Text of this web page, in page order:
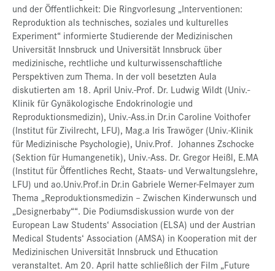
und der Öffentlichkeit: Die Ringvorlesung „Interventionen:
Reproduktion als technisches, soziales und kulturelles
Experiment“ informierte Studierende der Medizinischen
Universität Innsbruck und Universität Innsbruck über
medizinische, rechtliche und kulturwissenschaftliche
Perspektiven zum Thema. In der voll besetzten Aula
diskutierten am 18. April Univ.-Prof. Dr. Ludwig Wildt (Univ.-
Klinik für Gynäkologische Endokrinologie und
Reproduktionsmedizin), Univ.-Ass.in Dr.in Caroline Voithofer
(Institut für Zivilrecht, LFU), Mag.a Iris Trawöger (Univ.-Klinik
für Medizinische Psychologie), Univ.Prof. Johannes Zschocke
(Sektion für Humangenetik), Univ.-Ass. Dr. Gregor Heißl, E.MA
(Institut für Öffentliches Recht, Staats- und Verwaltungslehre,
LFU) und ao.Univ.Prof.in Dr.in Gabriele Werner-Felmayer zum
Thema „Reproduktionsmedizin – Zwischen Kinderwunsch und
„Designerbaby““. Die Podiumsdiskussion wurde von der
European Law Students‘ Association (ELSA) und der Austrian
Medical Students‘ Association (AMSA) in Kooperation mit der
Medizinischen Universität Innsbruck und Ethucation
veranstaltet. Am 20. April hatte schließlich der Film „Future